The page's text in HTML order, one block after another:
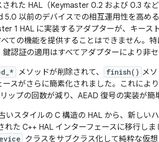
れた HAL（Keymaster 0.2 および 0.3 な
5.0 以前のデバイスでの相互運用性を高め
1 HAL に実装するアダプターが、キース
ての機能を提供することはできません。
認証の適用はすべてアダプターにより非
メソッドが削除されて、 finish() メ
スがさらに簡素化されました。これによ
ップの回数が減り、AEAD 復号の実装が簡
スタイルの C 構造の HAL から、新しい
た C++ HAL インターフェースに移行し
クラスをサブクラス化して純粋な仮